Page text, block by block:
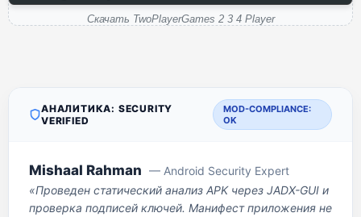
Скачать TwoPlayerGames 2 3 4 Player
АНАЛИТИКА: SECURITY
VERIFIED
MOD-COMPLIANCE:
OK
Mishaal Rahman — Android Security Expert
«Проведен статический анализ APK через JADX-GUI и
проверка подписей ключей. Манифест приложения не